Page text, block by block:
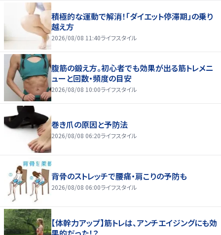
積極的な運動で解消！「ダイエット停滞期」の乗り
越え方
2026/08/08 11:40ライフスタイル
腹筋の鍛え方。初心者でも効果が出る筋トレメニ
ューと回数・頻度の目安
2026/08/08 10:00ライフスタイル
巻き爪の原因と予防法
2026/08/08 06:20ライフスタイル
背骨のストレッチで腰痛・肩こりの予防も
2026/08/08 06:00ライフスタイル
【体幹力アップ】筋トレは、アンチエイジングにも効